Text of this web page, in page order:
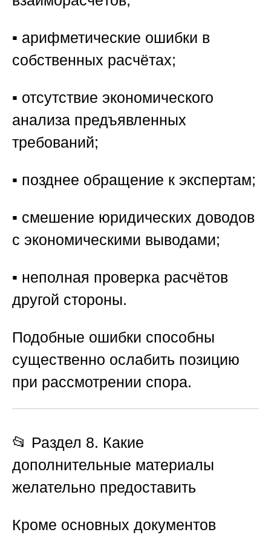
▪️ арифметические ошибки в
собственных расчётах;
▪️ отсутствие экономического
анализа предъявленных
требований;
▪️ позднее обращение к экспертам;
▪️ смешение юридических доводов
с экономическими выводами;
▪️ неполная проверка расчётов
другой стороны.
Подобные ошибки способны
существенно ослабить позицию
при рассмотрении спора.
📂 Раздел 8. Какие
дополнительные материалы
желательно предоставить
Кроме основных документов